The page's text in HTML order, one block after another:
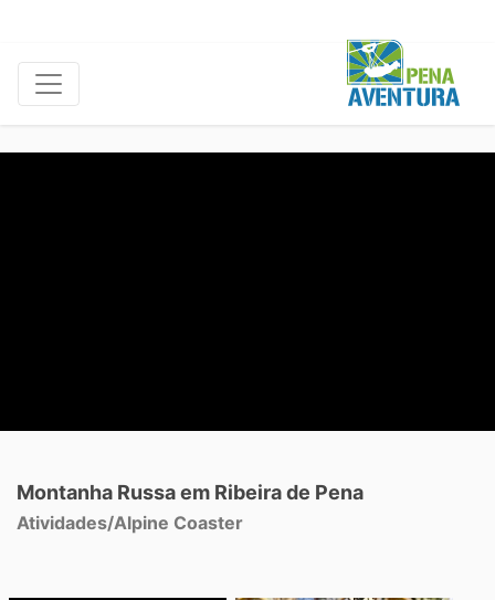
Montanha Russa em Ribeira de Pena
Atividades/Alpine Coaster